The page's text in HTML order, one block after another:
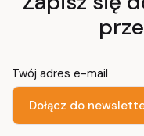
Twój adres e-mail
Dołącz do